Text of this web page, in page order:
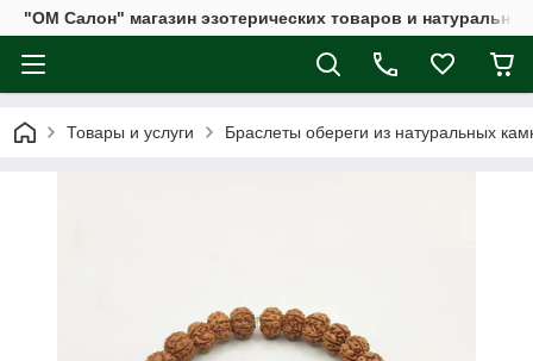
"ОМ Салон" магазин эзотерических товаров и
Товары и услуги Браслеты обереги из натуральных